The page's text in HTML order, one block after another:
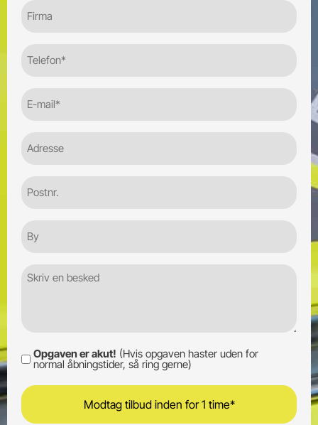
(Required)
mail
Besked
Opgaven
akut!
Opgaven er akut! (Hvis opgaven haster uden for
normal åbningstider, så ring gerne)